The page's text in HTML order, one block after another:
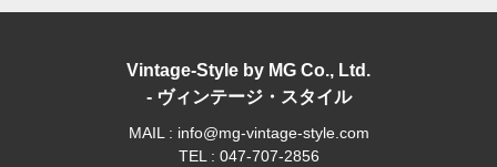
Vintage-Style by MG Co., Ltd.
- ヴィンテージ・スタイル
MAIL : info@mg-vintage-style.com
TEL : 047-707-2856